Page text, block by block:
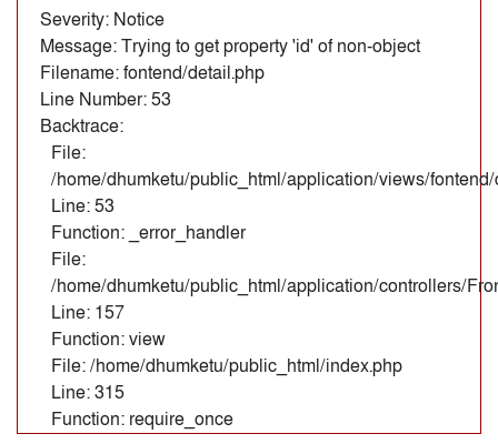
Severity: Notice
Message: Trying to get property 'id' of non-object
Filename: fontend/detail.php
Line Number: 53
Backtrace:
File:
/home/dhumketu/public_html/application/views/
Line: 53
Function: _error_handler
File:
/home/dhumketu/public_html/application/controllers/
Line: 157
Function: view
File: /home/dhumketu/public_html/index.php
Line: 315
Function: require_once